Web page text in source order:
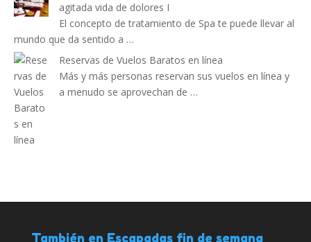
agitada vida de dolores I
El concepto de tratamiento de Spa te puede llevar al
mundo que da sentido a …
Reservas de Vuelos Baratos en línea
Más y más personas reservan sus vuelos en línea y
a menudo se aprovechan de …
También en Escapadas fin de semana